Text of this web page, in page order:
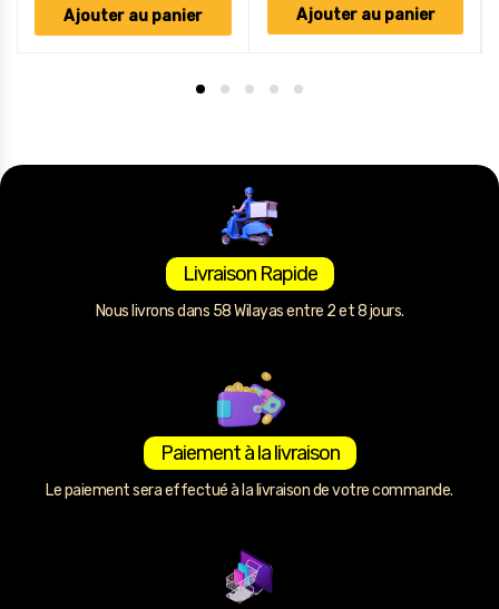
Ajouter au panier Ajouter au panier
Livraison Rapide
Nous livrons dans 58 Wilayas entre 2 et 8 jours.
Paiement à la livraison
Le paiement sera effectué à la livraison de votre commande.